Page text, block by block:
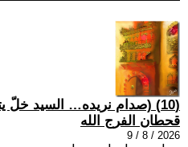
(10) (صدام نريده… السيد خلّ يتكتر)
قحطان الفرج الله
2026 / 8 / 9